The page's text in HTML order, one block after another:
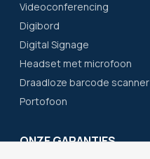
Videoconferencing
Digibord
Digital Signage
Headset met microfoon
Draadloze barcode scanner
Portofoon
ONZE GARANTIES